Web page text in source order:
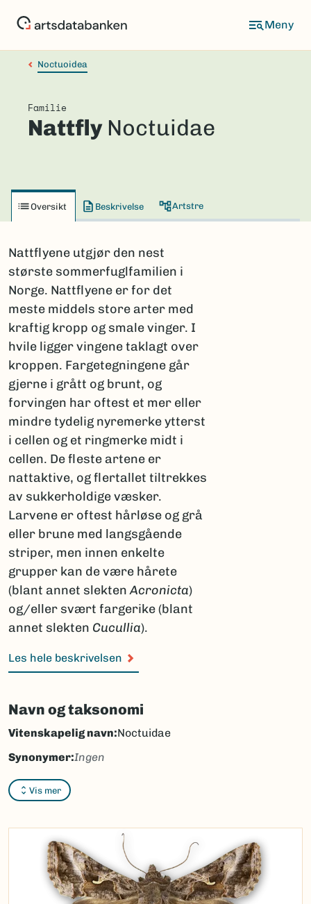
Noctuoidea
Familie
Nattfly Noctuidae
Oversikt Beskrivelse Artstre
Nattflyene utgjør den nest
største sommerfuglfamilien i
Norge. Nattflyene er for det
meste middels store arter med
kraftig kropp og smale vinger. I
hvile ligger vingene taklagt over
kroppen. Fargetegningene går
gjerne i grått og brunt, og
forvingen har oftest et mer eller
mindre tydelig nyremerke ytterst
i cellen og et ringmerke midt i
cellen. De fleste artene er
nattaktive, og flertallet tiltrekkes
av sukkerholdige væsker.
Larvene er oftest hårløse og grå
eller brune med langsgående
striper, men innen enkelte
grupper kan de være hårete
(blant annet slektenAcronicta)
og/eller svært fargerike (blant
annet slekten Cucullia).
Les hele beskrivelsen
Navn og taksonomi
Vis mer
Vitenskapelig navn:Noctuidae
Synonymer:Ingen
Bokmål:nattfly
Nynorsk:nattfly
Nordsamisk/Davvisámegiella:Ingen
Vitenskapelig navn ID:
Takson ID:30388